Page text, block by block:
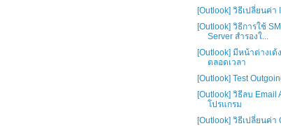
[Outlook] วิธีเปลี่ยนค่า
[Outlook] วิธีการใช้
Server สำรองใ...
[Outlook] มีหน้าต่างเด้
ตลอดเวลา
[Outlook] Test
[Outlook] วิธีลบ Email
โปรแกรม
[Outlook] วิธีเปลี่ยนค่า